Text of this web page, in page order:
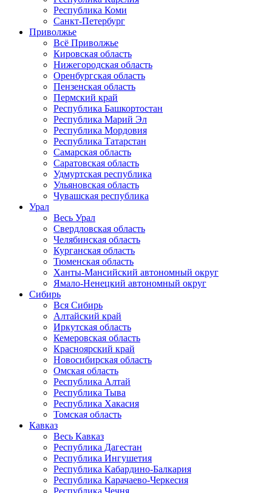
Республика Коми
Санкт-Петербург
Приволжье
Всё Приволжье
Кировская область
Нижегородская область
Оренбургская область
Пензенская область
Пермский край
Республика Башкортостан
Республика Марий Эл
Республика Мордовия
Республика Татарстан
Самарская область
Саратовская область
Удмуртская республика
Ульяновская область
Чувашская республика
Урал
Весь Урал
Свердловская область
Челябинская область
Курганская область
Тюменская область
Ханты-Мансийский автономный округ
Ямало-Ненецкий автономный округ
Сибирь
Вся Сибирь
Алтайский край
Иркутская область
Кемеровская область
Красноярский край
Новосибирская область
Омская область
Республика Алтай
Республика Тыва
Республика Хакасия
Томская область
Кавказ
Весь Кавказ
Республика Дагестан
Республика Ингушетия
Республика Кабардино-Балкария
Республика Карачаево-Черкесия
Республика Чечня